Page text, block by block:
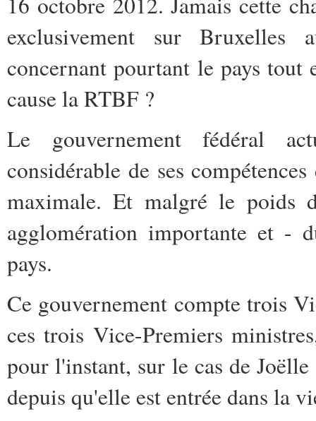
exclusivement sur Bruxelles
concernant pourtant le pays
cause la RTBF ?
Le gouvernement fédéral
considérable de ses
maximale. Et malgré le poids
agglomération importante et -
pays.
Ce gouvernement compte trois
ces trois Vice-Premiers
pour l'instant, sur le cas de
depuis qu'elle est entrée dans la